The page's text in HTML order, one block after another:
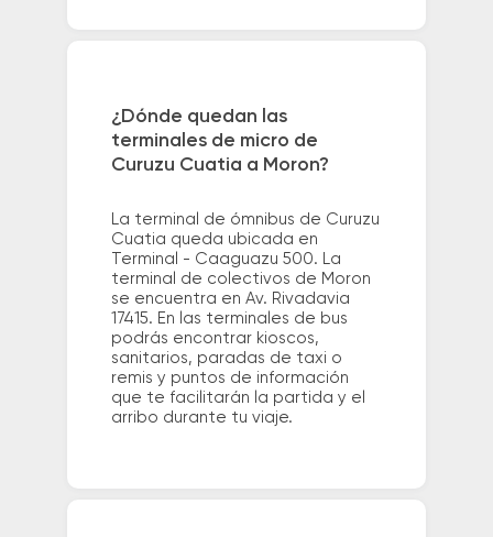
¿Dónde quedan las
terminales de micro de
Curuzu Cuatia a Moron?
La terminal de ómnibus de Curuzu
Cuatia queda ubicada en
Terminal - Caaguazu 500. La
terminal de colectivos de Moron
se encuentra en Av. Rivadavia
17415. En las terminales de bus
podrás encontrar kioscos,
sanitarios, paradas de taxi o
remis y puntos de información
que te facilitarán la partida y el
arribo durante tu viaje.